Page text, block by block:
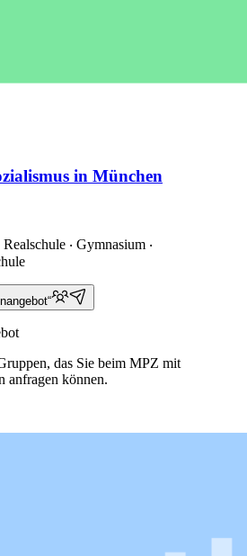
in München
‧ Gymnasium ‧
das Sie beim MPZ mit
anfragen können.